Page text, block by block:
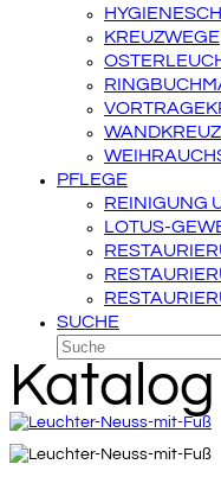
KREUZWEGE
PFLEGE
REINIGUNG
LOTUS-
SUCHE
Suche
Katalog